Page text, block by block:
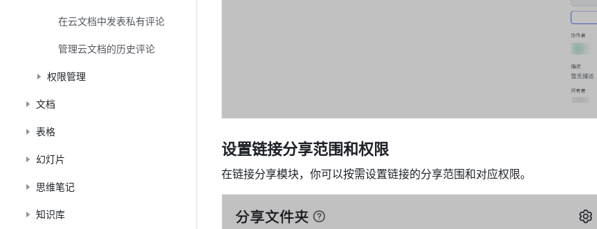
在云文档中发表私有评论
管理云文档的历史评论
权限管理
文档
表格
幻灯片
思维笔记
知识库
设置链接分享范围和权限
在链接分享模块，你可以按需设置链接的分享范围和对应权限。